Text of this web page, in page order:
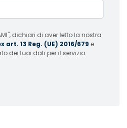
dichiari di aver letto la nostra
13 Reg. (UE) 2016/679 e
dei tuoi dati per il servizio